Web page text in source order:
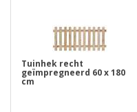
Tuinhek recht
geïmpregneerd 60 x 180
cm